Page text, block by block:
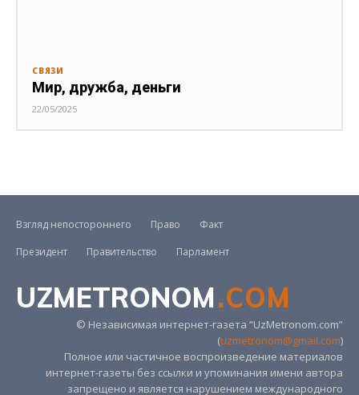
СВЯЗИ
Мир, дружба, деньги
22/05/2025
Взгляд непостороннего Право
Факт
Президент
Правительство Парламент
UZMETRONOM.COM
© Независимая интернет-газета “UzMetronom.com”
(uzmetronom@gmail.com)
Полное или частичное воспроизведение материалов
интернет-газеты без ссылки и упоминания имени автора
запрещено и является нарушением международного